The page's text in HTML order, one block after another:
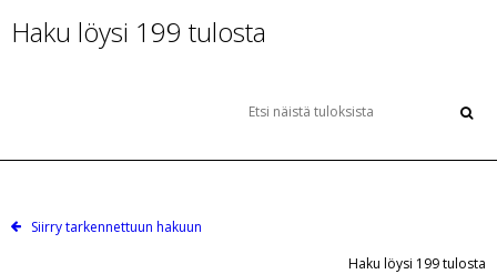
Haku löysi 199 tulosta
Siirry tarkennettuun hakuun
Haku löysi 199 tulosta